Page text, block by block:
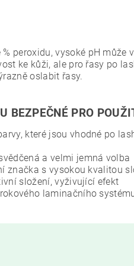
% peroxidu, vysoké pH
ke kůži, ale pro řasy po
oslabit řasy.
BEZPEČNÉ PRO
které jsou vhodné po
a velmi jemná volba
značka s vysokou kvalitou
složení, vyživující efekt
laminačního